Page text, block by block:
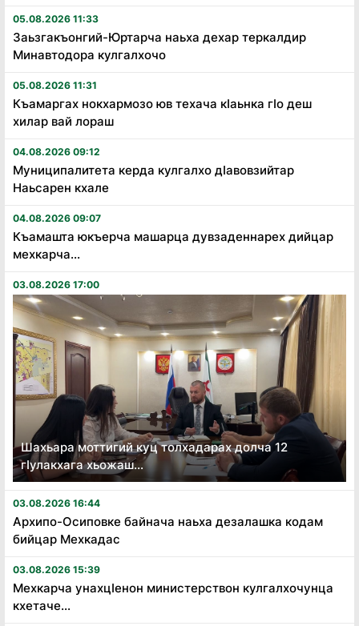
05.08.2026 11:33
Заьзгакъонгий-Юртарча наьха дехар теркалдир
Минавтодора кулгалхочо
05.08.2026 11:31
Къамаргах нокхармозо юв техача кӏаьнка гӏо деш
хилар вай лораш
04.08.2026 09:12
Муниципалитета керда кулгалхо дӏавовзийтар
Наьсарен кхале
04.08.2026 09:07
Къамашта юкъерча машарца дувзаденнарех дийцар
мехкарча...
03.08.2026 17:00
Шахьара моттигий куц толхадарах долча 12
гӏулакхага хьожаш...
03.08.2026 16:44
Архипо-Осиповке байнача наьха дезалашка кодам
бийцар Мехкадас
03.08.2026 15:39
Мехкарча унахцӏенон министерствон кулгалхочунца
кхетаче...